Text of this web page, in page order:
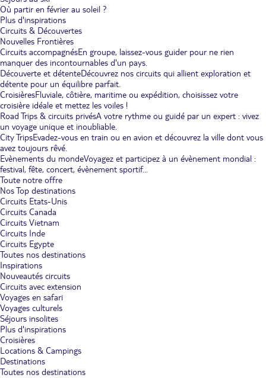
Où partir en février au soleil ?
Plus d'inspirations
Circuits & Découvertes
Nouvelles Frontières
Circuits accompagnésEn groupe, laissez-vous guider pour ne rien
manquer des incontournables d'un pays.
Découverte et détenteDécouvrez nos circuits qui allient exploration et
détente pour un équilibre parfait.
CroisièresFluviale, côtière, maritime ou expédition, choisissez votre
croisière idéale et mettez les voiles !
Road Trips & circuits privésA votre rythme ou guidé par un expert : vivez
un voyage unique et inoubliable.
City TripsEvadez-vous en train ou en avion et découvrez la ville dont vous
avez toujours rêvé.
Evènements du mondeVoyagez et participez à un évènement mondial :
festival, fête, concert, évènement sportif...
Toute notre offre
Nos Top destinations
Circuits Etats-Unis
Circuits Canada
Circuits Vietnam
Circuits Inde
Circuits Egypte
Toutes nos destinations
Inspirations
Nouveautés circuits
Circuits avec extension
Voyages en safari
Voyages culturels
Séjours insolites
Plus d'inspirations
Croisières
Locations & Campings
Destinations
Toutes nos destinations